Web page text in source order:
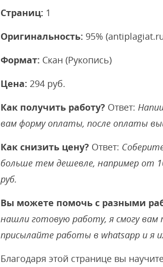
Страниц: 1
Оригинальность: 95%
Формат: Скан (Рукопись)
Цена: 294 руб.
Как получить работу? Ответ:
вам форму оплаты, после оплаты
Как снизить цену? Ответ:
больше тем дешевле, например от
руб.
Вы можете помочь с разными
нашли готовую работу, я смогу вам
присылайте работы в whatsapp и я
Благодаря этой странице вы